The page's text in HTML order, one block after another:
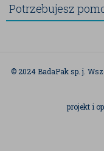
Potrzebujesz
© 2024 BadaPak sp. j.
projekt i